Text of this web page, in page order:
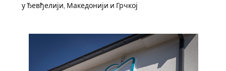
у Ђевђелији, Македонији и Грчкој